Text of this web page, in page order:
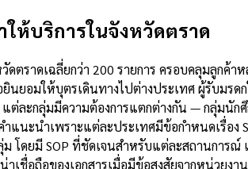
ให้บริการในจังหวัดตราด
ดตราดเฉลี่ยกว่า 200 รายการ ครอบคลุมลูก
นยอมให้บุตรเดินทางไปต่างประเทศ ผู้รับมร
ต่ละกลุ่มมีความต้องการแตกต่างกัน — กลุ่มนัก
แนะนำเพราะแต่ละประเทศมีข้อกำหนดเรื่อง
โดยมี SOP ที่ชัดเจนสำหรับแต่ละสถานการ
ชื่อถือของเอกสารเมื่อมีข้อสงสัยจากหน่วยงา